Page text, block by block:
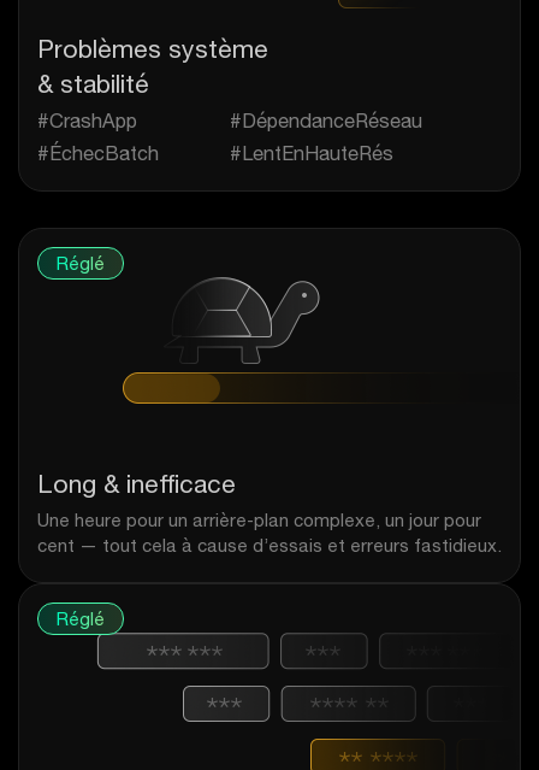
Problèmes système
& stabilité
#CrashApp
#DépendanceRéseau
#ÉchecBatch
#LentEnHauteRés
Réglé
Long & inefficace
Une heure pour un arrière-plan complexe, un jour pour
cent — tout cela à cause d’essais et erreurs fastidieux.
Réglé